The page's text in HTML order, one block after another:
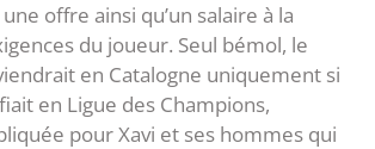
offre ainsi qu’un salaire à la
du joueur. Seul bémol, le
en Catalogne uniquement si
en Ligue des Champions,
pour Xavi et ses hommes qui